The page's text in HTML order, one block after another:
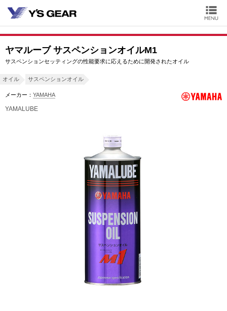
ヤマルーブ サスペンションオイルM1
サスペンションセッティングの性能要求に応えるために開発されたオイル
オイル サスペンションオイル
メーカー： YAMAHA
YAMALUBE